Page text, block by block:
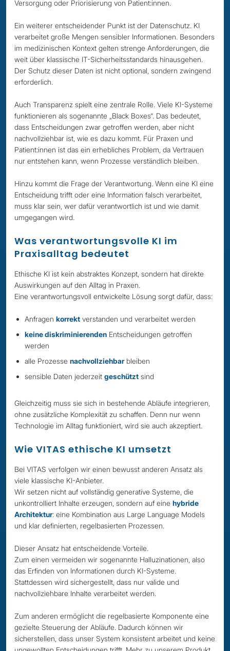
Versorgung oder Priorisierung von Patient:innen.
Ein weiterer entscheidender Punkt ist der Datenschutz. KI
verarbeitet große Mengen sensibler Informationen. Besonders
im medizinischen Kontext gelten strenge Anforderungen, die
weit über klassische IT-Sicherheitsstandards hinausgehen.
Der Schutz dieser Daten ist nicht optional, sondern zwingend
erforderlich.
Auch Transparenz spielt eine zentrale Rolle. Viele KI-Systeme
funktionieren als sogenannte „Black Boxes“. Das bedeutet,
dass Entscheidungen zwar getroffen werden, aber nicht
nachvollziehbar ist, wie es dazu kommt. Für Praxen und
Patient:innen ist das ein erhebliches Problem, da Vertrauen
nur entstehen kann, wenn Prozesse verständlich bleiben.
Hinzu kommt die Frage der Verantwortung. Wenn eine KI eine
Entscheidung trifft oder eine Information falsch verarbeitet,
muss klar sein, wer dafür verantwortlich ist und wie damit
umgegangen wird.
Was verantwortungsvolle KI im
Praxisalltag bedeutet
Ethische KI ist kein abstraktes Konzept, sondern hat direkte
Auswirkungen auf den Alltag in Praxen.
Eine verantwortungsvoll entwickelte Lösung sorgt dafür, dass:
Anfragen korrekt verstanden und verarbeitet werden
keine diskriminierenden Entscheidungen getroffen
werden
alle Prozesse nachvollziehbarbleiben
sensible Daten jederzeit geschützt sind
Gleichzeitig muss sie sich in bestehende Abläufe integrieren,
ohne zusätzliche Komplexität zu schaffen. Denn nur wenn
Technologie im Alltag funktioniert, wird sie auch akzeptiert.
Wie VITAS ethische KI umsetzt
Bei VITAS verfolgen wir einen bewusst anderen Ansatz als
viele klassische KI-Anbieter.
Wir setzen nicht auf vollständig generative Systeme, die
unkontrolliert Inhalte erzeugen, sondern auf eine hybride
Architektur: eine Kombination aus Large Language Models
und klar definierten, regelbasierten Prozessen.
Dieser Ansatz hat entscheidende Vorteile.
Zum einen vermeiden wir sogenannte Halluzinationen, also
das Erfinden von Informationen durch KI-Systeme.
Stattdessen wird sichergestellt, dass nur valide und
nachvollziehbare Inhalte verarbeitet werden.
Zum anderen ermöglicht die regelbasierte Komponente eine
gezielte Steuerung der Abläufe. Dadurch können wir
sicherstellen, dass unser System konsistent arbeitet und keine